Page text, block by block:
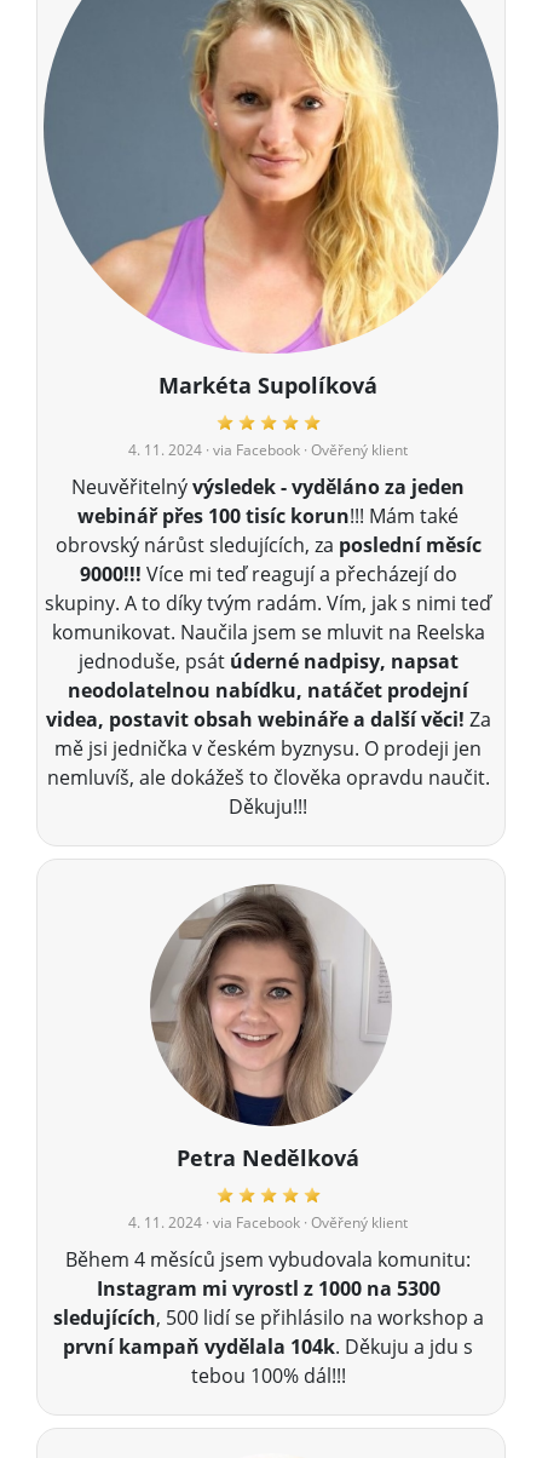
Markéta Supolíková
4. 11. 2024 · via Facebook · Ověřený klient
Neuvěřitelnývýsledek - vyděláno za jeden
webinář přes 100 tisíc korun!!! Mám také
obrovský nárůst sledujících, za poslední měsíc
9000!!! Více mi teď reagují a přecházejí do
skupiny. A to díky tvým radám. Vím, jak s nimi teď
komunikovat. Naučila jsem se mluvit na Reelska
jednoduše, psát úderné nadpisy, napsat
neodolatelnou nabídku, natáčet prodejní
videa, postavit obsah webináře a další věci! Za
mě jsi jednička v českém byznysu. O prodeji jen
nemluvíš, ale dokážeš to člověka opravdu naučit.
Děkuju!!!
Petra Nedělková
4. 11. 2024 · via Facebook · Ověřený klient
Během 4 měsíců jsem vybudovala komunitu:
Instagram mi vyrostl z 1000 na 5300
sledujících, 500 lidí se přihlásilo na workshop a
první kampaň vydělala 104k. Děkuju a jdu s
tebou 100% dál!!!